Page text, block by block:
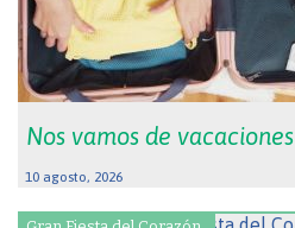
Nos vamos de vacaciones
10 agosto, 2026